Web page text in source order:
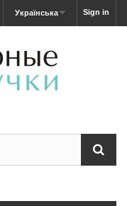
Sign in
Українська